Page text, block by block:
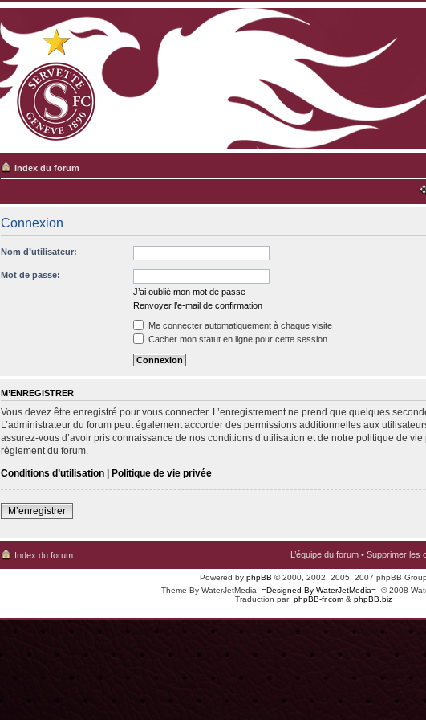
Index du forum
Connexion
Nom d’utilisateur:
Mot de passe:
J’ai oublié mon mot de passe
Renvoyer l’e-mail de confirmation
Me connecter automatiquement à chaque visite
Cacher mon statut en ligne pour cette session
M’ENREGISTRER
Vous devez être enregistré pour vous connecter. L’enregistrement ne prend que quelques
L’administrateur du forum peut également accorder des permissions additionnelles aux
assurez-vous d’avoir pris connaissance de nos conditions d’utilisation et de notre politique de
règlement du forum.
Conditions d’utilisation | Politique de vie privée
M’enregistrer
Index du forum L’équipe du forum • Supprimer les
Powered by phpBB © 2000, 2002, 2005, 2007 phpBB Group
Theme By WaterJetMedia -=Designed By WaterJetMedia=- © 2008
Traduction par: phpBB-fr.com & phpBB.biz